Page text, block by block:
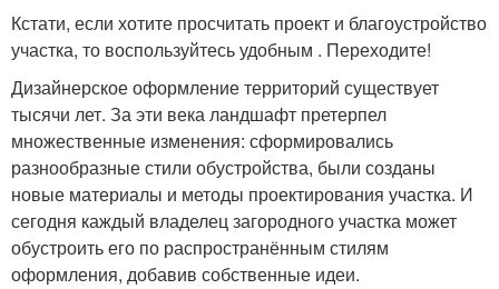
Кстати, если хотите просчитать проект и благоустройство
участка, то воспользуйтесь удобным . Переходите!
Дизайнерское оформление территорий существует
тысячи лет. За эти века ландшафт претерпел
множественные изменения: сформировались
разнообразные стили обустройства, были созданы
новые материалы и методы проектирования участка. И
сегодня каждый владелец загородного участка может
обустроить его по распространённым стилям
оформления, добавив собственные идеи.